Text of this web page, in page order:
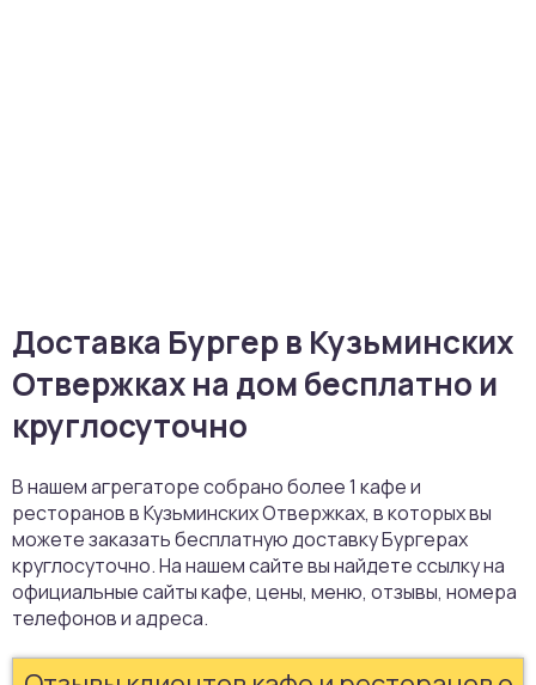
Доставка Бургер в Кузьминских
Отвержках на дом бесплатно и
круглосуточно
В нашем агрегаторе собрано более 1 кафе и
ресторанов в Кузьминских Отвержках, в которых вы
можете заказать бесплатную доставку Бургерах
круглосуточно. На нашем сайте вы найдете ссылку на
официальные сайты кафе, цены, меню, отзывы, номера
телефонов и адреса.